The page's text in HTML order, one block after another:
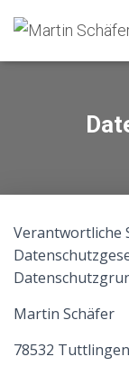
Verantwortliche
Martin Schäfer
78532 Tuttlingen